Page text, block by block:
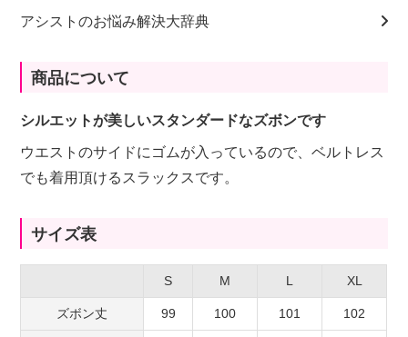
アシストのお悩み解決大辞典
商品について
シルエットが美しいスタンダードなズボンです
ウエストのサイドにゴムが入っているので、ベルトレス
でも着用頂けるスラックスです。
サイズ表
S M L XL
ズボン丈 99 100 101 102